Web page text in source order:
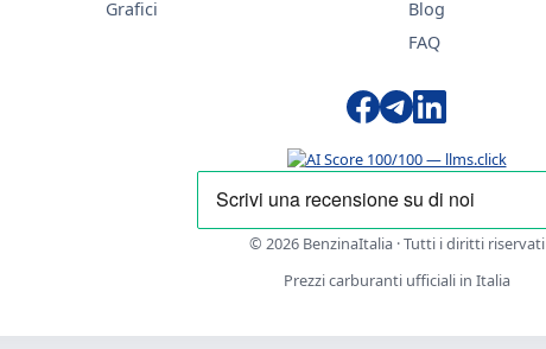
Grafici
Blog
FAQ
© 2026 BenzinaItalia · Tutti i diritti riservati
Prezzi carburanti ufficiali in Italia